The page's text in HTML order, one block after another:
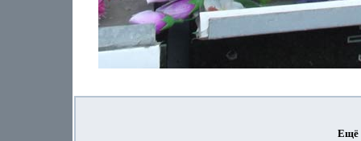
Ещё